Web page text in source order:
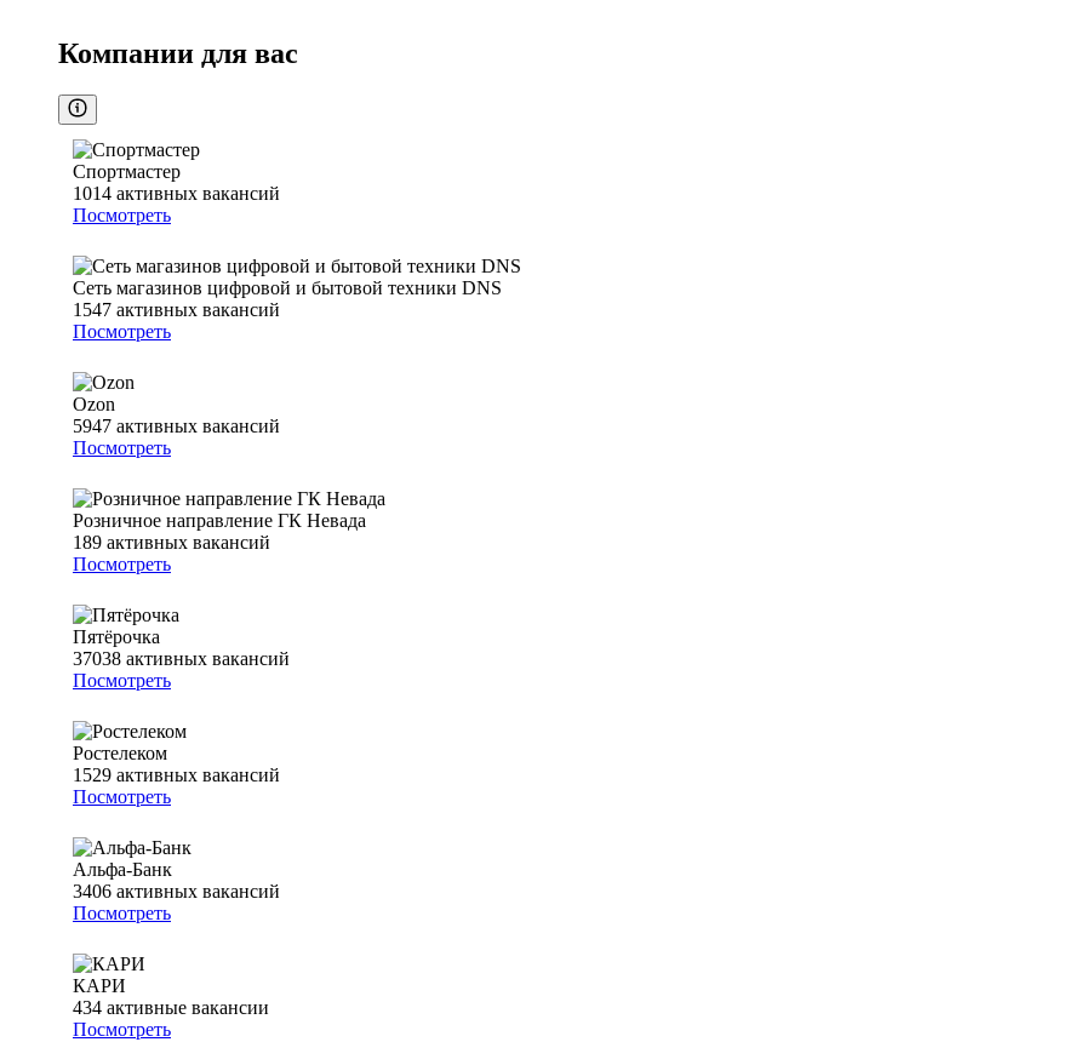
Компании для вас
Спортмастер
1014 активных вакансий
Посмотреть
Сеть магазинов цифровой и бытовой техники DNS
1547 активных вакансий
Посмотреть
Ozon
5947 активных вакансий
Посмотреть
Розничное направление ГК Невада
189 активных вакансий
Посмотреть
Пятёрочка
37038 активных вакансий
Посмотреть
Ростелеком
1529 активных вакансий
Посмотреть
Альфа-Банк
3406 активных вакансий
Посмотреть
КАРИ
434 активные вакансии
Посмотреть